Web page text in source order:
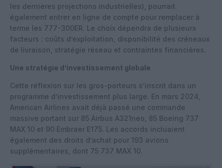
les dernières projections industrielles), pourrait
également entrer en ligne de compte pour remplacer à
terme les 777-300ER. Le choix dépendra de plusieurs
facteurs : coûts d’exploitation, disponibilité des créneaux
de livraison, stratégie réseau et contraintes financières.
Une stratégie d’investissement globale
Cette réflexion sur les gros-porteurs s’inscrit dans un
programme d’investissement plus large. En mars 2024,
American Airlines avait déjà passé une commande
massive portant sur 85 Airbus A321neo, 85 Boeing 737
MAX 10 et 90 Embraer E175. Les accords incluaient
également des droits d’achat pour 193 avions
supplémentaires, dont 75 737 MAX 10.